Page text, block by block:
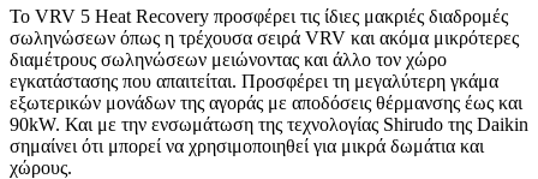
Το VRV 5 Heat Recovery προσφέρει τις ίδιες μακριές διαδρομές
σωληνώσεων όπως η τρέχουσα σειρά VRV και ακόμα μικρότερες
διαμέτρους σωληνώσεων μειώνοντας και άλλο τον χώρο
εγκατάστασης που απαιτείται. Προσφέρει τη μεγαλύτερη γκάμα
εξωτερικών μονάδων της αγοράς με αποδόσεις θέρμανσης έως και
90kW. Και με την ενσωμάτωση της τεχνολογίας Shirudo της Daikin
σημαίνει ότι μπορεί να χρησιμοποιηθεί για μικρά δωμάτια και
χώρους.